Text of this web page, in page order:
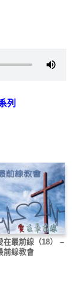
列
在最前線（18） –
前線教會